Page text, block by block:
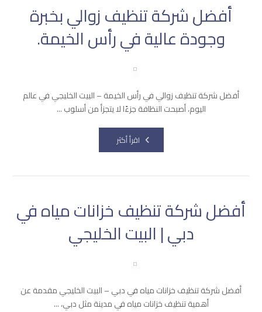
أفضل شركة تنظيف زوالي بخبرة
وجودة عالية في رأس الخيمة.
أفضل شركة تنظيف زوالي في رأس الخيمة – البيت الخليجي في عالم
اليوم، أصبحت النظافة جزءًا لا يتجزأ من أسلوب ...
اقرأ أكثر
أفضل شركة تنظيف خزانات مياه في
دبي | البيت الخليجي
أفضل شركة تنظيف خزانات مياه في دبي – البيت الخليجي مقدمة عن
أهمية تنظيف خزانات مياه في مدينة مثل دبي، ...